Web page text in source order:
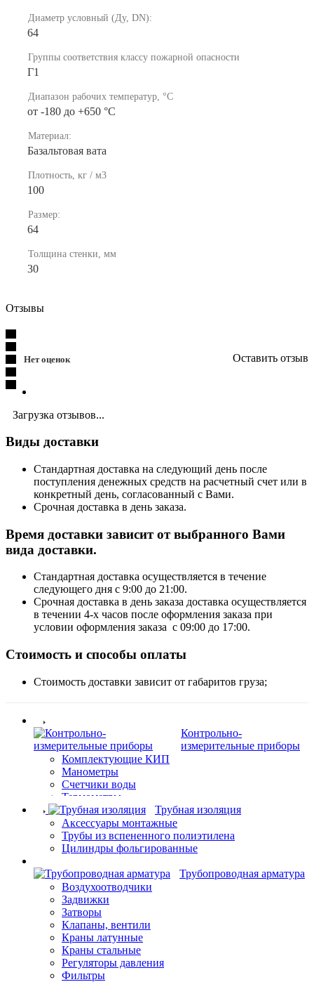
Диаметр условный (Ду, DN):
64
Группы соответствия классу пожарной опасности
Г1
Диапазон рабочих температур, °С
от -180 до +650 °С
Материал:
Базальтовая вата
Плотность, кг / м3
100
Размер:
64
Толщина стенки, мм
30
Отзывы
Нет оценок Оставить отзыв
Загрузка отзывов...
Виды доставки
Стандартная доставка на следующий день после
поступления денежных средств на расчетный счет или в
конкретный день, согласованный с Вами.
Срочная доставка в день заказа.
Время доставки зависит от выбранного Вами
вида доставки.
Стандартная доставка осуществляется в течение
следующего дня с 9:00 до 21:00.
Срочная доставка в день заказа доставка осуществляется
в течении 4-х часов после оформления заказа при
условии оформления заказа с 09:00 до 17:00.
Стоимость и способы оплаты
Стоимость доставки зависит от габаритов груза;
Контрольно-
измерительные приборы
Комплектующие КИП
Манометры
Счетчики воды
Термометры
Трубная изоляция
Аксессуары монтажные
Трубы из вспененного полиэтилена
Цилиндры фольгированные
Трубопроводная арматура
Воздухоотводчики
Задвижки
Затворы
Клапаны, вентили
Краны латунные
Краны стальные
Регуляторы давления
Фильтры